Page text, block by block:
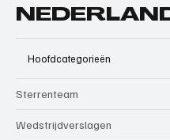
Hoofdcategorieën
Sterrenteam
Wedstrijdverslagen